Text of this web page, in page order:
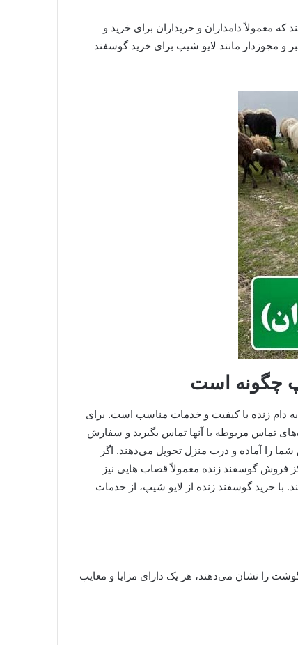
معمولاً دامداران و خریداران برای خرید و
و مجوزدار مانند لایو شیپ برای خرید گوسفند
چگونه است
دام زنده با کیفیت و خدمات مناسب است. برای
تماس مربوطه با آنها تماس بگیرید و سفارش
را آماده و درب منزل تحویل می‌دهند. اگر
فروش گوسفند زنده معمولاً قصاب هایی نیز
با خرید گوسفند زنده از لایو شیپ، از خدمات
را نشان می‌دهند، هر یک دارای مزایا و معایب